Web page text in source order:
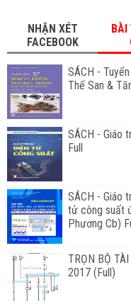
NHẬN XÉT
FACEBOOK
BÀI
SÁCH -
Thế San &
SÁCH - Giáo
Full
SÁCH - Giáo
tử công suất
Phương Cb)
TRỌN BỘ
2017 (Full)